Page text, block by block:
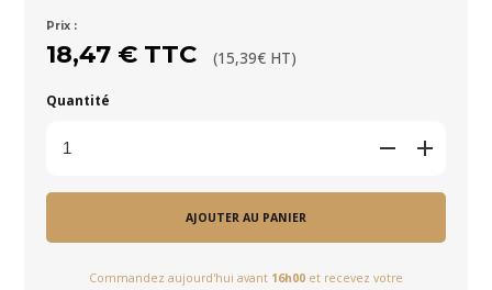
Prix :
18,47 € TTC (15,39€ HT)
Quantité
AJOUTER AU PANIER
Commandez aujourd'hui avant 16h00 et recevez votre